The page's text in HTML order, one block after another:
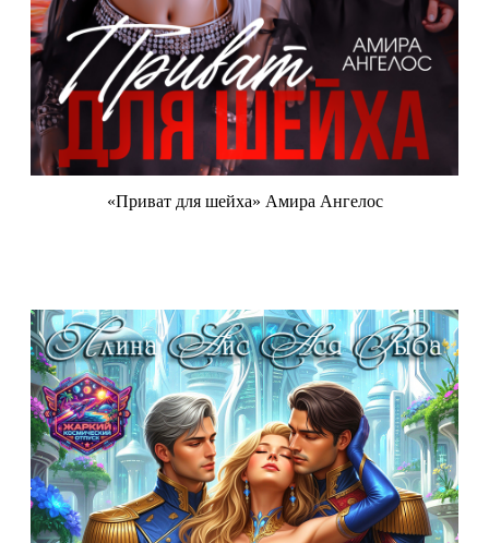
«Приват для шейха» Амира Ангелос